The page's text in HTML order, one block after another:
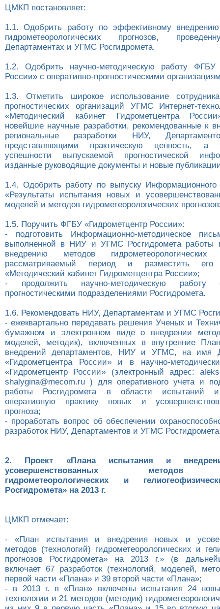
ЦМКП постановляет:
1.1. Одобрить работу по эффективному
гидрометеорологических прогнозов,
Департаментах и УГМС Росгидромета.
1.2. Одобрить научно-методическую работу ФГБУ
России» с оперативно-прогностическими
1.3. Отметить широкое использование
прогностических организаций УГМС Интернет-
«Методический кабинет Гидрометцентра
новейшие научные разработки, рекомендованные к
региональные разработки НИУ,
представляющими практическую ценность, а
успешности выпускаемой прогностической
изданные руководящие документы и новые
1.4. Одобрить работу по выпуску
«Результаты испытания новых и
моделей и методов гидрометеорологических
1.5. Поручить ФГБУ «Гидрометцентр России»:
- подготовить Информационно-методическое
выполненной в НИУ и УГМС Росгидромета работы
внедрению методов
рассматриваемый период и разместить
«Методический кабинет Гидрометцентра России»;
- продолжить научно-методическую работу
прогностическими подразделениями Росгидромета.
1.6. Рекомендовать НИУ, Департаментам и УГМС
- ежеквартально передавать решения Ученых и
бумажном и электронном виде о внедрении
моделей, методик), включенных в внутренние
внедрений департаментов, НИУ и УГМС, на имя
«Гидрометцентра России» и в научно-
«Гидрометцентр России» (электронный адрес:
shalygina@mecom.ru ) для оперативного учета и
работы Росгидромета в области испытаний
оперативную практику новых и
прогноза;
- проработать вопрос об обеспечении
разработок НИУ, Департаментов и УГМС
2. Проект «Плана испытания и
усовершенствованных методов
гидрометеорологических и
Росгидромета» на 2013 г.
ЦМКП отмечает:
- «План испытания и внедрения новых и
методов (технологий) гидрометеорологических и
прогнозов Росгидромета» на 2013 г.» (в
включает 67 разработок (технологий, моделей,
первой части «Плана» и 39 второй части «Плана»;
- в 2013 г. в «План» включены испытания 24
технологии и 21 методов (методик)